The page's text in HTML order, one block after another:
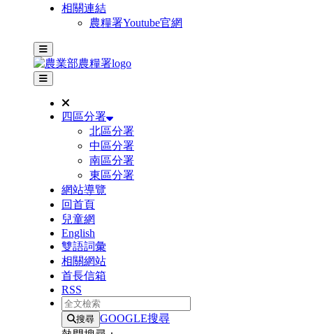
相關連結
農糧署Youtube官網
主選單
其他網站選單
四區分署
北區分署
中區分署
南區分署
東區分署
網站導覽
回首頁
兒童網
English
雙語詞彙
相關網站
首長信箱
RSS
全文檢索
搜尋 GOOGLE搜尋